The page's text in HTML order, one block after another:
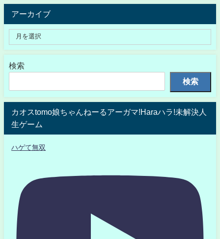
アーカイブ
検索
検索
カオスtomo娘ちゃんねーるアーガマ!Haraハラ!未解決人
生ゲーム
ハゲて無双